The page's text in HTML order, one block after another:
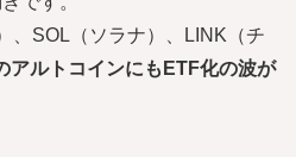
、SOL（ソラナ）、LINK（チ
アルトコインにもETF化の波が